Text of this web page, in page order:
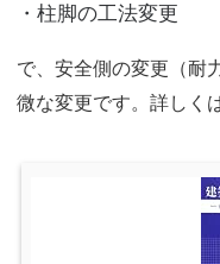
・柱脚の工法変更
で、安全側の変更（耐
微な変更です。詳しく